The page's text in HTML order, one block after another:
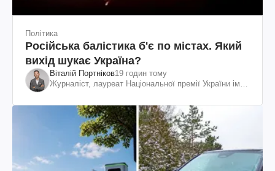
Політика
Російська балістика б'є по містах. Який
вихід шукає Україна?
Віталій Портніков19 годин тому
Журналіст, лауреат Національної премії України ім.